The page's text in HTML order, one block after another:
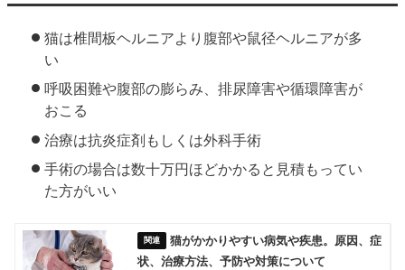
猫は椎間板ヘルニアより腹部や鼠径ヘルニアが多
い
呼吸困難や腹部の膨らみ、排尿障害や循環障害が
おこる
治療は抗炎症剤もしくは外科手術
手術の場合は数十万円ほどかかると見積もってい
た方がいい
猫がかかりやすい病気や疾患。原因、症
状、治療方法、予防や対策について